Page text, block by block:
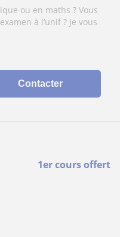
ou en maths ? Vous
à l’unif ? Je vous
Contacter
1er cours offert